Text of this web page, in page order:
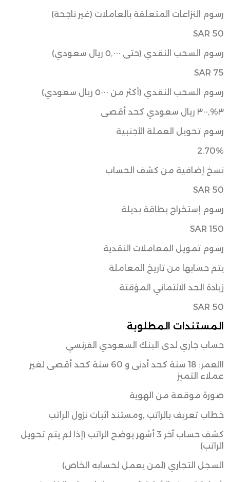
رسوم النزاعات المتعلقة بالعاملات (غير ناجحة)
SAR 50
رسوم السحب النقدي (حتى ٥,٠٠٠ ريال سعودي)
SAR 75
رسوم السحب النقدي (أكثر من ٥٠٠٠ ريال سعودي)
٣%,٣٠٠ ريال سعودي كحد أقصى
رسوم تحويل العملة الأجنبية
2.70%
نسخ إضافية من كشف الحساب
SAR 50
رسوم إستخراج بطاقة بديلة
SAR 150
رسوم تمويل المعاملات النقدية
يتم حسابها من تاريخ المعاملة
زيادة الحد الائتماني المؤقتة
SAR 50
المستندات المطلوبة
حساب جاري لدى البنك السعودي الفرنسي
االعمر: 18 سنة كحد أدنى و 60 سنة كحد أقصى لغير
عملاء التميز
صورة موقعة من الهوية
خطاب تعريف بالراتب ,ومستند اثبات نزول الراتب
كشف حساب آخر 3 أشهر يوضح الراتب (إذا لم يتم تحويل
الراتب)
السجل التجاري (لمن يعمل لحسابه الخاص)